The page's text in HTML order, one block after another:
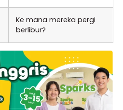
Ke mana mereka pergi
berlibur?